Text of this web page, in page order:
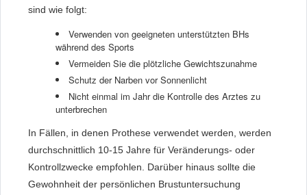
sind wie folgt:
Verwenden von geeigneten unterstützten BHs
während des Sports
Vermeiden Sie die plötzliche Gewichtszunahme
Schutz der Narben vor Sonnenlicht
Nicht einmal im Jahr die Kontrolle des Arztes zu
unterbrechen
In Fällen, in denen Prothese verwendet werden, werden
durchschnittlich 10-15 Jahre für Veränderungs- oder
Kontrollzwecke empfohlen. Darüber hinaus sollte die
Gewohnheit der persönlichen Brustuntersuchung